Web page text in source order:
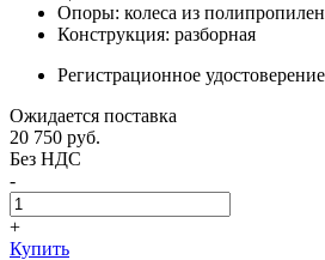
Опоры: колеса из
Конструкция: разборная
Регистрационное удостоверение
Ожидается поставка
20 750 руб.
Без НДС
-
+
Купить